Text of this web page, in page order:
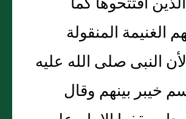
الغنيمة المنقولة
النبى صلى الله عليه
خيبر بينهم وقال